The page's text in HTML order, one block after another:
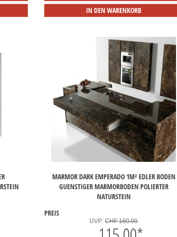
IN DEN WARENKORB
MARMOR DARK EMPERADO 1M² EDLER BODEN
GUENSTIGER MARMORBODEN POLIERTER
NATURSTEIN
PREIS
UVP:CHF 160.00